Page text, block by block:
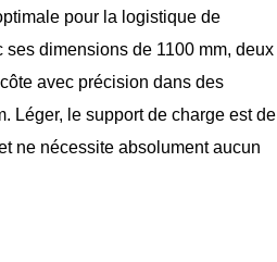
pour la logistique de
ses dimensions de 1100 mm, deux
avec précision dans des
Léger, le support de charge est de
ne nécessite absolument aucun